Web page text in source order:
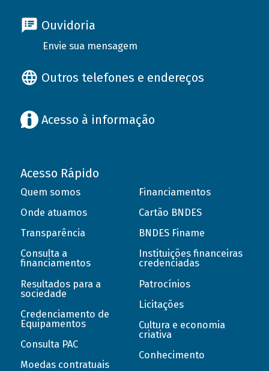
Ouvidoria
Envie sua mensagem
Outros telefones e endereços
Acesso à informação
Acesso Rápido
Quem somos
Onde atuamos
Transparência
Consulta a
financiamentos
Resultados para a
sociedade
Credenciamento de
Equipamentos
Consulta PAC
Moedas contratuais
Financiamentos
Cartão BNDES
BNDES Finame
Instituições financeiras
credenciadas
Patrocínios
Licitações
Cultura e economia
criativa
Conhecimento